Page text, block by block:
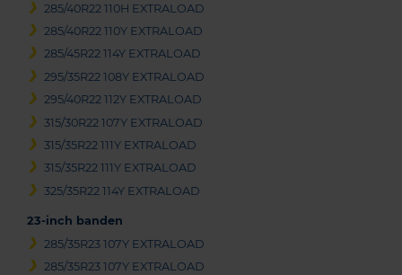
285/40R22 110H EXTRALOAD
285/40R22 110Y EXTRALOAD
285/45R22 114Y EXTRALOAD
295/35R22 108Y EXTRALOAD
295/40R22 112Y EXTRALOAD
315/30R22 107Y EXTRALOAD
315/35R22 111Y EXTRALOAD
315/35R22 111Y EXTRALOAD
325/35R22 114Y EXTRALOAD
23-inch banden
285/35R23 107Y EXTRALOAD
285/35R23 107Y EXTRALOAD